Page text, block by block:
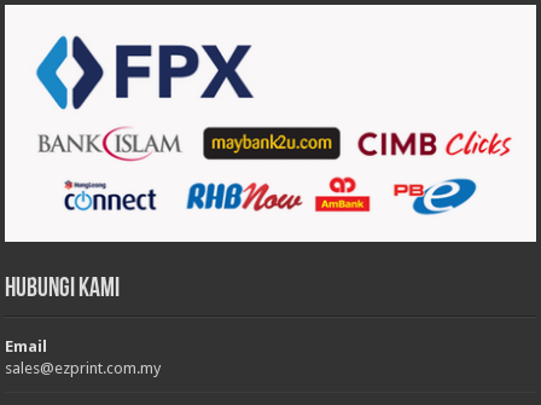
Hubungi Kami
Email
sales@ezprint.com.my